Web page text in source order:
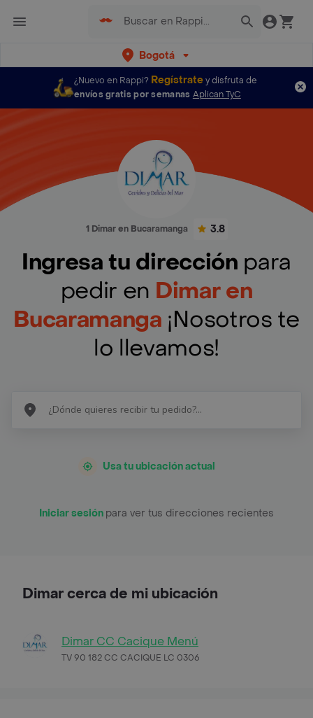
Bogotá
¿Nuevo en Rappi? Regístratey disfruta de
envíos gratis por semanas Aplican TyC
1 Dimar en Bucaramanga 3.8
Ingresa tu dirección para
pedir en Dimar en
Bucaramanga ¡Nosotros te
lo llevamos!
Usa tu ubicación actual
Iniciar sesión para ver tus direcciones recientes
Dimar cerca de mi ubicación
Dimar CC Cacique Menú
TV 90 182 CC CACIQUE LC 0306